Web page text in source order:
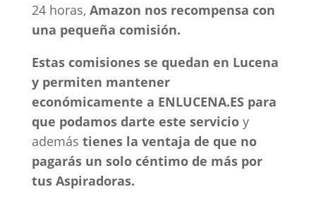
24 horas, Amazon nos recompensa con
una pequeña comisión.
Estas comisiones se quedan en Lucena
y permiten mantener
económicamente a ENLUCENA.ES para
que podamos darte este servicioy
además tienes la ventaja de que no
pagarás un solo céntimo de más por
tus Aspiradoras.